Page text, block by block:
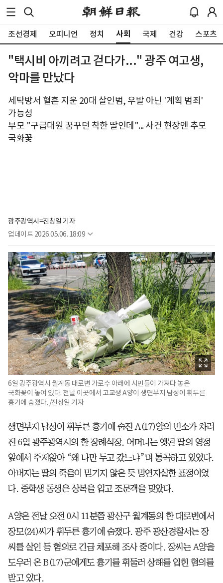
조선경제 오피니언 정치 사회 국제 건강 스포츠
"택시비 아끼려고 걷다가..." 광주 여고생,
악마를 만났다
세탁방서 혈흔 지운 20대 살인범, 우발 아닌 '계획 범죄'
가능성
부모 "구급대원 꿈꾸던 착한 딸인데"... 사건 현장엔 추모
국화꽃
광주광역시=진창일 기자
업데이트 2026.05.06. 18:09
6일 광주광역시 월계동 대로변 가로수 아래에 시민들이 가져다 놓은
국화꽃이 놓여 있다. 전날 이곳에서 고교생 A양이 생면부지 남성이 휘두른
흉기에 숨졌다. /진창일 기자
생면부지 남성이 휘두른 흉기에 숨진 A(17)양의 빈소가 차려
진 6일 광주광역시의 한 장례식장. 어머니는 앳된 딸의 영정
앞에서 주저앉아 “왜 나만 두고 갔느냐”며 통곡하고 있었다.
아버지는 딸의 죽음이 믿기지 않은 듯 망연자실한 표정이었
다. 중학생 동생은 상복을 입고 조문객을 맞았다.
A양은 전날 오전 0시 11분쯤 광산구 월계동의 한 대로변에서
장모(24)씨가 휘두른 흉기에 숨졌다. 광주 광산경찰서는 장
씨를 살인 등 혐의로 긴급 체포해 조사 중이다. 장씨는 A양을
도우러 온 B(17)군에게도 흉기를 휘둘러 상해를 입힌 혐의를
받고 있다.